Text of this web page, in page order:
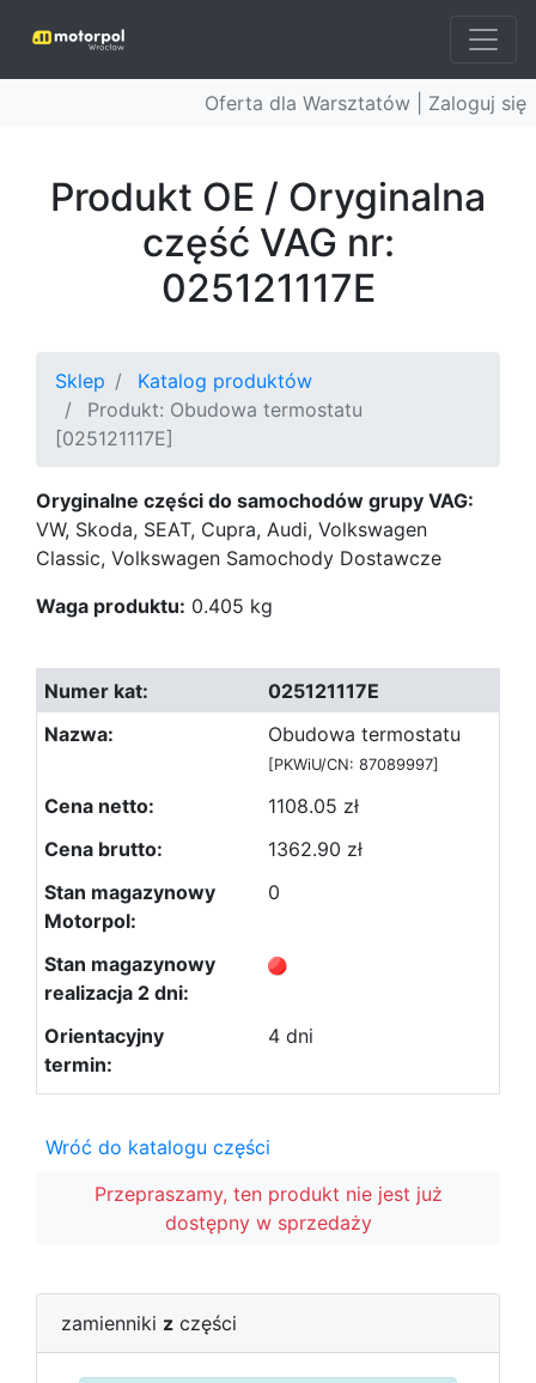
Oferta dla Warsztatów | Zaloguj się
Produkt OE / Oryginalna
część VAG nr:
025121117E
Sklep
Katalog produktów
Produkt: Obudowa termostatu
[025121117E]
Oryginalne części do samochodów grupy VAG:
VW, Skoda, SEAT, Cupra, Audi, Volkswagen
Classic, Volkswagen Samochody Dostawcze
Waga produktu: 0.405 kg
025121117E
Obudowa termostatu
[PKWiU/CN: 87089997]
1108.05 zł
1362.90 zł
0
4 dni
Wróć do katalogu części
Przepraszamy, ten produkt nie jest już
dostępny w sprzedaży
zamienniki z części